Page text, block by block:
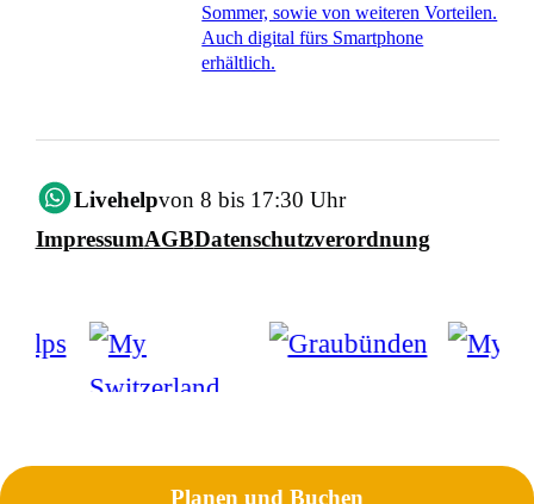
Sommer, sowie von weiteren Vorteilen.
Auch digital fürs Smartphone
erhältlich.
Livehelpvon 8 bis 17:30 Uhr
ImpressumAGBDatenschutzverordnung
Planen und Buchen